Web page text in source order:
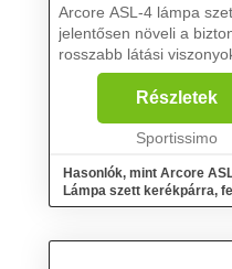
Arcore ASL-4 lámpa
jelentősen növeli a
rosszabb látási
Világítási és villogó
rendelkezik. Elemmel
ami a csomag része.
Részletek
Sportissimo
Hasonlók, mint Arcore
Lámpa szett kerékpárra,
méret